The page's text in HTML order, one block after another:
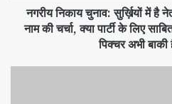
नगरीय निकाय चुनाव: सुर्ख़ियों में है
नाम की चर्चा, क्या पार्टी के लिए
पिक्चर अभी